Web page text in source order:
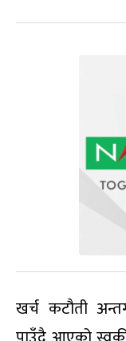
खर्च कटौती